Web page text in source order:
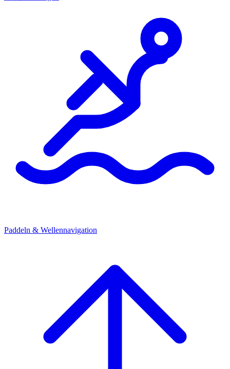
Paddeln & Wellennavigation